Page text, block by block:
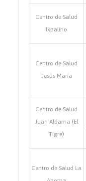
Centro de Salud
Ixpalino
Centro de Salud
Jesús María
Centro de Salud
Juan Aldama (El
Tigre)
Centro de Salud La